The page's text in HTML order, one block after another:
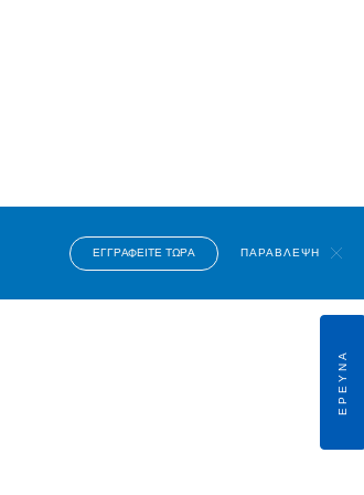
ΕΓΓΡΑΦΕΊΤΕ ΤΏΡΑ ΠΑΡΆΒΛΕΨΗ
ΈΡΕΥΝΑ